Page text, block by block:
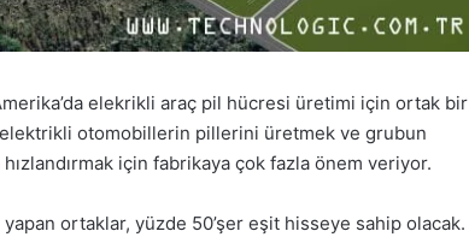
elekrikli araç pil hücresi üretimi için ortak bir
elektrikli otomobillerin pillerini üretmek ve grubun
için fabrikaya çok fazla önem veriyor.
yapan ortaklar, yüzde 50’şer eşit hisseye sahip olacak.